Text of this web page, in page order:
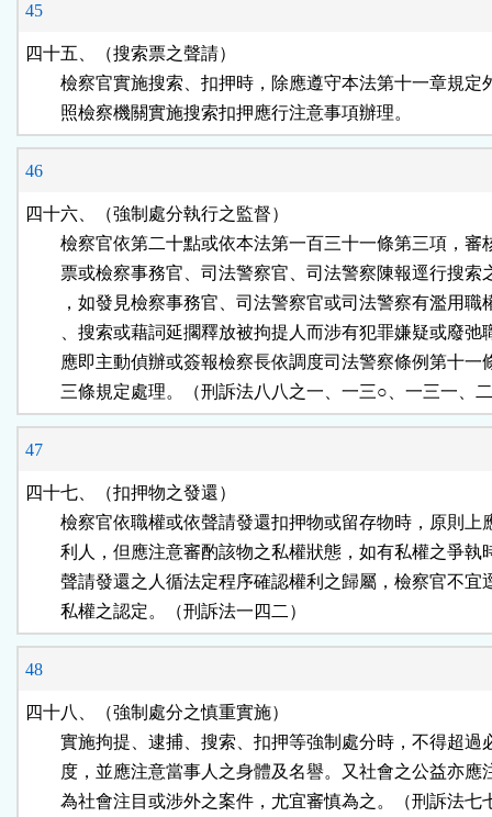
45
四十五、（搜索票之聲請）
檢察官實施搜索、扣押時，除應遵守本法第十一章規定
        照檢察機關實施搜索扣押應行注意事項辦理。
46
四十六、（強制處分執行之監督）
檢察官依第二十點或依本法第一百三十一條第三項，審
票或檢察事務官、司法警察官、司法警察陳報逕行搜索
，如發見檢察事務官、司法警察官或司法警察有濫用職
、搜索或藉詞延擱釋放被拘提人而涉有犯罪嫌疑或廢弛
應即主動偵辦或簽報檢察長依調度司法警察條例第十一
三條規定處理。（刑訴法八八之一、一三○、一三一、
47
四十七、（扣押物之發還）
檢察官依職權或依聲請發還扣押物或留存物時，原則上
利人，但應注意審酌該物之私權狀態，如有私權之爭執
聲請發還之人循法定程序確認權利之歸屬，檢察官不宜
        私權之認定。（刑訴法一四二）
48
四十八、（強制處分之慎重實施）
實施拘提、逮捕、搜索、扣押等強制處分時，不得超過
度，並應注意當事人之身體及名譽。又社會之公益亦應
為社會注目或涉外之案件，尤宜審慎為之。（刑訴法七